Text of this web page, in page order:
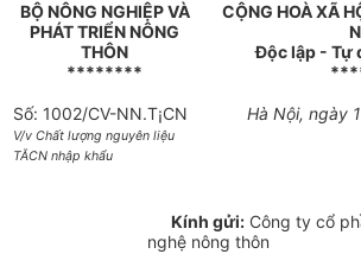
BỘ NÔNG NGHIỆP VÀ
PHÁT TRIỂN NÔNG
THÔN
********
CỘNG HOÀ XÃ
Độc lập - Tự
Số: 1002/CV-NN.T¡CN
V/v Chất lượng nguyên liệu
TĂCN nhập khẩu
Hà Nội, ngày
Kính gửi:Công ty cổ
nghệ nông thôn